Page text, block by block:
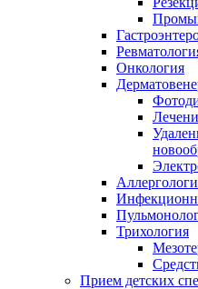
Онкология
Трихология
Прием детских